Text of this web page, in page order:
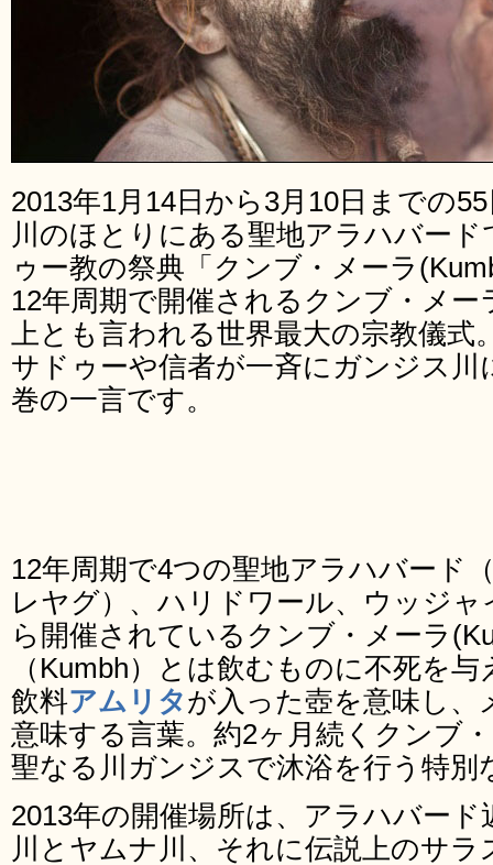
2013年1月14日から3月10日までの
川のほとりにある聖地アラハバー
ゥー教の祭典「クンブ・メーラ
12年周期で開催されるクンブ・メー
上とも言われる世界最大の宗教儀
サドゥーや信者が一斉にガンジス川
巻の一言です。
12年周期で4つの聖地アラハバード
レヤグ）、ハリドワール、ウッジ
ら開催されているクンブ・メーラ
（Kumbh）とは飲むものに不死を
飲料アムリタが入った壺を意味し、
意味する言葉。約2ヶ月続くクンブ
聖なる川ガンジスで沐浴を行う特別
2013年の開催場所は、アラハバー
川とヤムナ川、それに伝説上のサ